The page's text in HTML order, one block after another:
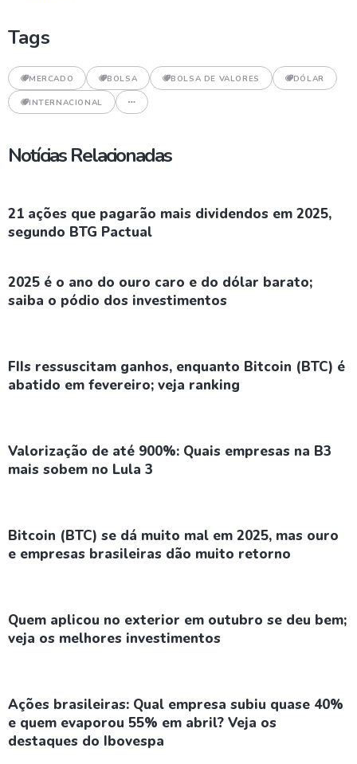
Tags
MERCADO BOLSA BOLSA DE VALORES DÓLAR
INTERNACIONAL
Notícias Relacionadas
21 ações que pagarão mais dividendos em 2025,
segundo BTG Pactual
2025 é o ano do ouro caro e do dólar barato;
saiba o pódio dos investimentos
FIIs ressuscitam ganhos, enquanto Bitcoin (BTC) é
abatido em fevereiro; veja ranking
Valorização de até 900%: Quais empresas na B3
mais sobem no Lula 3
Bitcoin (BTC) se dá muito mal em 2025, mas ouro
e empresas brasileiras dão muito retorno
Quem aplicou no exterior em outubro se deu bem;
veja os melhores investimentos
Ações brasileiras: Qual empresa subiu quase 40%
e quem evaporou 55% em abril? Veja os
destaques do Ibovespa